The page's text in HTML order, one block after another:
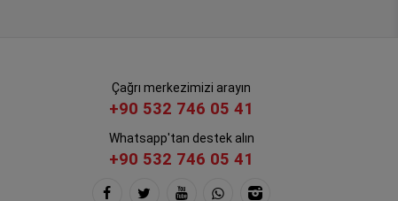
Çağrı merkezimizi arayın
+90 532 746 05 41
Whatsapp'tan destek alın
+90 532 746 05 41